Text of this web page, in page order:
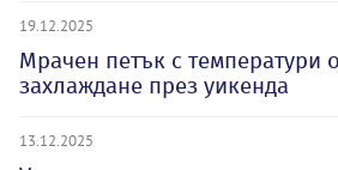
19.12.2025
Мрачен петък с температури
захлаждане през уикенда
13.12.2025